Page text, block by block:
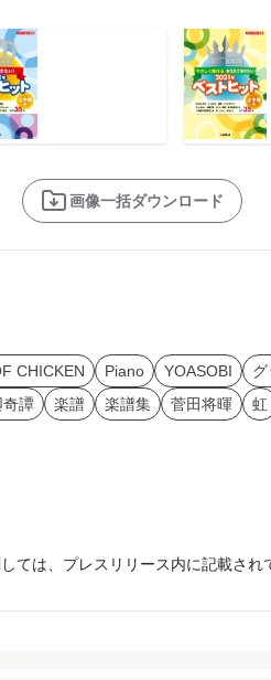
画像一括ダウンロード
CHICKEN Piano YOASOBI
奇譚 楽譜 楽譜集 菅田将暉 虹
ては、プレスリリース内に記載され